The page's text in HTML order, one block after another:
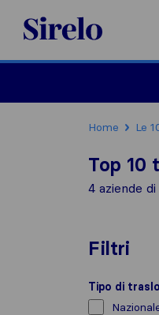
Sirelo.it
Home Le
Top 10
4 aziende
Filtri
Tipo di